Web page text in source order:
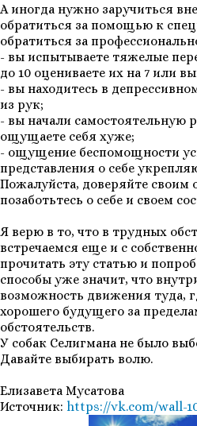
А иногда нужно заручиться
обратиться за помощью к
обратиться за
- вы испытываете тяжелые
до 10 оцениваете их на 7 или
- вы находитесь в
из рук;
- вы начали самостоятельную
ощущаете себя хуже;
- ощущение беспомощности
представления о себе
Пожалуйста, доверяйте
позаботьтесь о себе и своем
Я верю в то, что в трудных
встречаемся еще и с
прочитать эту статью и
способы уже значит, что
возможность движения туда,
хорошего будущего за
обстоятельств.
У собак Селигмана не было
Давайте выбирать волю.
Елизавета Мусатова
Источник: https://vk.com/wall-